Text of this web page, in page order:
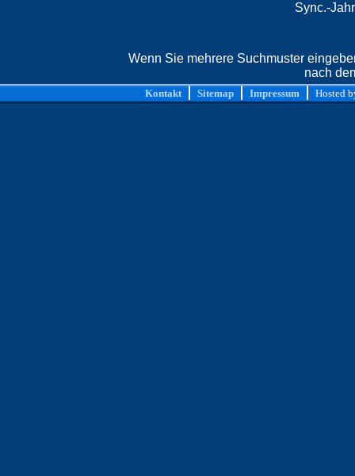
Sync.-
Wenn Sie mehrere Suchmuster
nach
Kontakt Sitemap Impressum Hosted